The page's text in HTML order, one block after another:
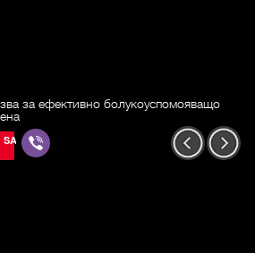
за ефективно болукоуспомояващо
SAVE